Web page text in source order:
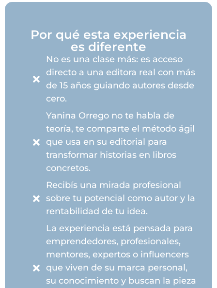
Por qué esta experiencia
es diferente
No es una clase más: es acceso
directo a una editora real con más
de 15 años guiando autores desde
cero.
Yanina Orrego no te habla de
teoría, te comparte el método ágil
que usa en su editorial para
transformar historias en libros
concretos.
Recibís una mirada profesional
sobre tu potencial como autor y la
rentabilidad de tu idea.
La experiencia está pensada para
emprendedores, profesionales,
mentores, expertos o influencers
que viven de su marca personal,
su conocimiento y buscan la pieza